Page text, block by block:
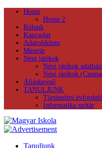
Home
Home 2
Rólunk
Kapcsolat
Adatvédelem
Mesetár
Népi játékok
Népi játékok
Népi játékok
Álláskereső
TANULJUNK
Történelmi
Informatika szótár
Tanuljunk